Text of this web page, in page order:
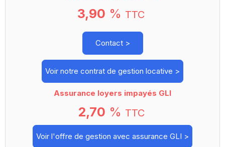
3,90 % TTC
Contact >
Voir notre contrat de gestion locative >
Assurance loyers impayés GLI
2,70 % TTC
Voir l'offre de gestion avec assurance GLI >